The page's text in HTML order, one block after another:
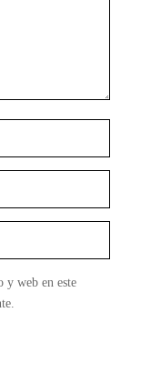
y web en este